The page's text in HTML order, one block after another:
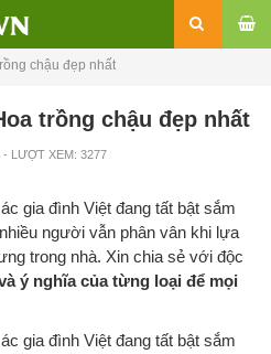
chậu đẹp nhất
trồng chậu đẹp nhất
- LƯỢT XEM: 3277
gia đình Việt đang tất bật sắm
người vẫn phân vân khi lựa
trong nhà. Xin chia sẻ với độc
ý nghĩa của từng loại để mọi
gia đình Việt đang tất bật sắm